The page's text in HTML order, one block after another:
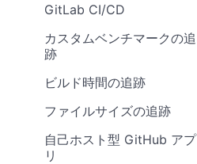
GitLab CI/CD
カスタムベンチマークの追
跡
ビルド時間の追跡
ファイルサイズの追跡
自己ホスト型 GitHub アプ
リ